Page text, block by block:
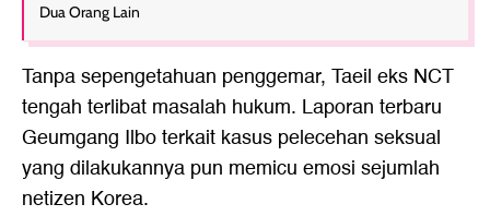
Dua Orang Lain
Tanpa sepengetahuan penggemar, Taeil eks NCT
tengah terlibat masalah hukum. Laporan terbaru
Geumgang Ilbo terkait kasus pelecehan seksual
yang dilakukannya pun memicu emosi sejumlah
netizen Korea.